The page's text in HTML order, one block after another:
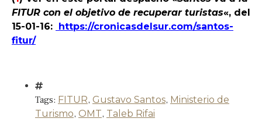
FITUR con el objetivo de recuperar turistas«, del
15-01-16: https://cronicasdelsur.com/santos-
fitur/
Tags: FITUR, Gustavo Santos, Ministerio de
Turismo, OMT, Taleb Rifai